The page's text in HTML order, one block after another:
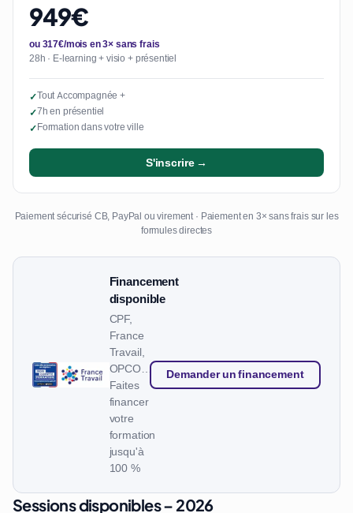
949€
ou 317€/mois en 3× sans frais
28h · E-learning + visio + présentiel
✓Tout Accompagnée +
✓7h en présentiel
✓Formation dans votre ville
S'inscrire →
Paiement sécurisé CB, PayPal ou virement · Paiement en 3× sans frais sur les
formules directes
Financement
disponible
CPF,
France
Travail,
OPCO…
Faites
financer
votre
formation
jusqu'à
100 %
Demander un financement
Sessions disponibles – 2026